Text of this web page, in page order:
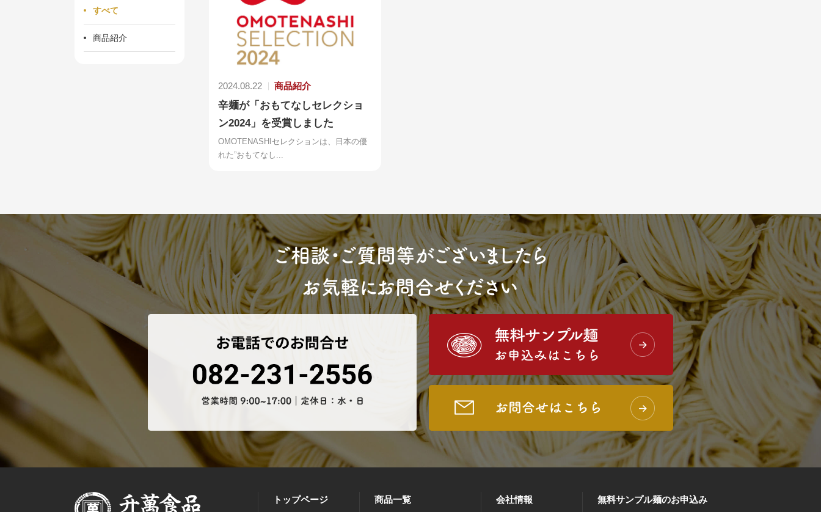
2024.08.22 商品紹介
辛麺が「おもてなしセレクショ
ン2024」を受賞しました
OMOTENASHIセレクションは、日本の優
れた”おもてなし...
すべて
商品紹介
ご相談・ご質問等がございましたら
お気軽にお問合せください
トップページ 商品一覧 会社情報 無料サンプル麺のお申込み